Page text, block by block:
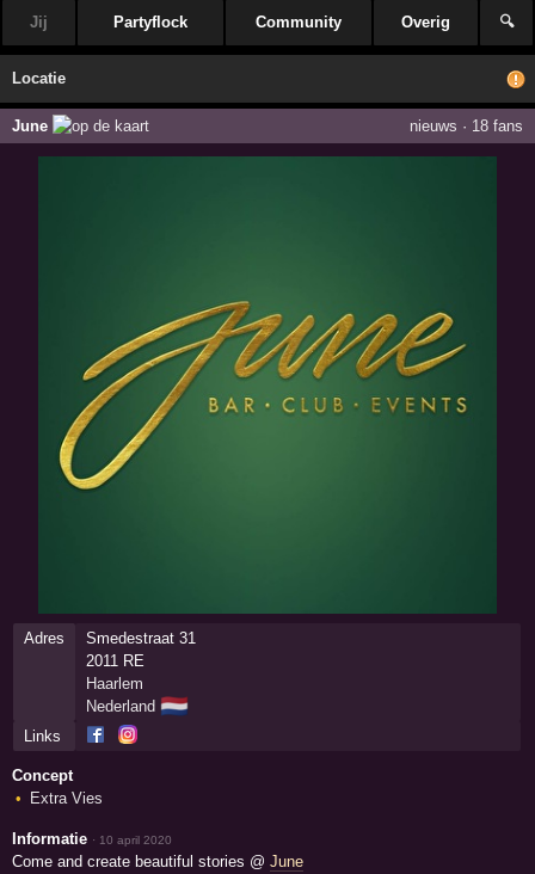
Jij Partyflock Community Overig 🔍
Locatie
June nieuws · 18 fans
Adres
Smedestraat 31
2011 RE
Haarlem
Nederland 🇳🇱
Links
Concept
Extra Vies
Informatie · 10 april 2020
Come and create beautiful stories @June